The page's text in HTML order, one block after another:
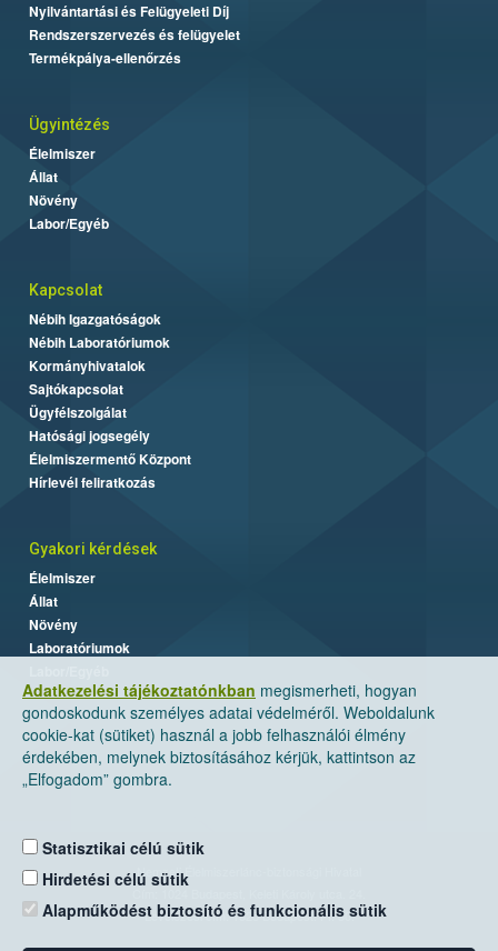
Adatkezelési tájékoztatónkban megismerheti, hogyan
gondoskodunk személyes adatai védelméről. Weboldalunk
cookie-kat (sütiket) használ a jobb felhasználói élmény
érdekében, melynek biztosításához kérjük, kattintson az
„Elfogadom” gombra.
Statisztikai célú sütik
Hirdetési célú sütik
Alapműködést biztosító és funkcionális sütik
Nyilvántartási és Felügyeleti Díj
Rendszerszervezés és felügyelet
Termékpálya-ellenőrzés
Ügyintézés
Élelmiszer
Állat
Növény
Labor/Egyéb
Kapcsolat
Nébih Igazgatóságok
Nébih Laboratóriumok
Kormányhivatalok
Sajtókapcsolat
Ügyfélszolgálat
Hatósági jogsegély
Élelmiszermentő Központ
Hírlevél feliratkozás
Gyakori kérdések
Élelmiszer
Állat
Növény
Laboratóriumok
Nemzeti Élelmiszerlánc-biztonsági Hivatal
Levelezési cím: 1525 Budapest. Pf. 30.